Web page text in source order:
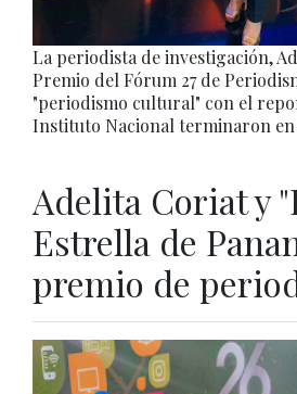
La periodista de investigación,
Premio del Fórum 27 de
"periodismo cultural" con el
Instituto Nacional terminaron en
Adelita Coriat y
Estrella de
premio de